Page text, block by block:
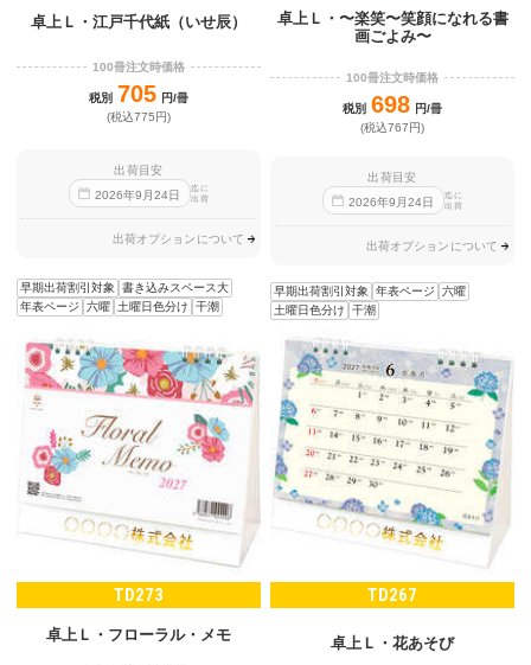
卓上Ｌ・江戸千代紙（いせ辰）
100冊注文時価格
税別 705 円/冊
(税込775円)
出荷目安
2026年9 月24日
迄に
出荷
出荷オプションについて
早期出荷割引対象
書き込みスペース大
年表ページ
六曜 土曜日色分け 干潮
卓上Ｌ・〜楽笑〜笑顔になれる書
画ごよみ〜
100冊注文時価格
税別 698 円/冊
(税込767円)
出荷目安
2026年9 月24日
迄に
出荷
出荷オプションについて
早期出荷割引対象 年表ページ
六曜
土曜日色分け
干潮
TD273
卓上Ｌ・フローラル・メモ
TD267
卓上Ｌ・花あそび